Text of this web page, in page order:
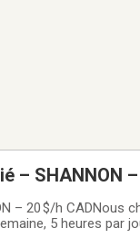
– SHANNON –
– 20 $/h CADNous
5 heures par